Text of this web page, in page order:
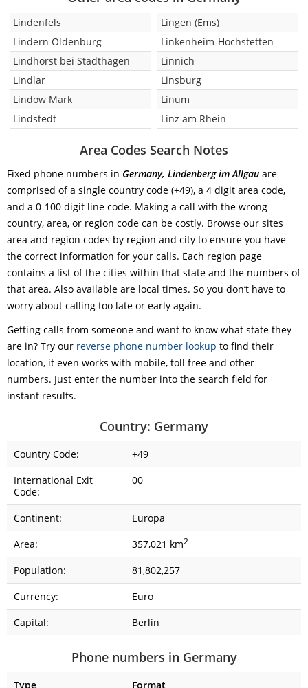
Lindenfels
Lindern Oldenburg
Lindhorst bei Stadthagen
Lindlar
Lindow Mark
Lindstedt
Lingen (Ems)
Linkenheim-Hochstetten
Linnich
Linsburg
Linum
Linz am Rhein
Area Codes Search Notes
Fixed phone numbers in Germany, Lindenberg im Allgau are
comprised of a single country code (+49), a 4 digit area code,
and a 0-100 digit line code. Making a call with the wrong
country, area, or region code can be costly. Browse our sites
area and region codes by region and city to ensure you have
the correct information for your calls. Each region page
contains a list of the cities within that state and the numbers of
that area. Also available are local times. So you don’t have to
worry about calling too late or early again.
Getting calls from someone and want to know what state they
are in? Try our reverse phone number lookup to find their
location, it even works with mobile, toll free and other
numbers. Just enter the number into the search field for
instant results.
Country: Germany
Country Code:
+49
International Exit
Code:
00
Continent:
Europa
Area:
357,021 km2
Population:
81,802,257
Currency:
Euro
Capital:
Berlin
Phone numbers in Germany
Type
Format